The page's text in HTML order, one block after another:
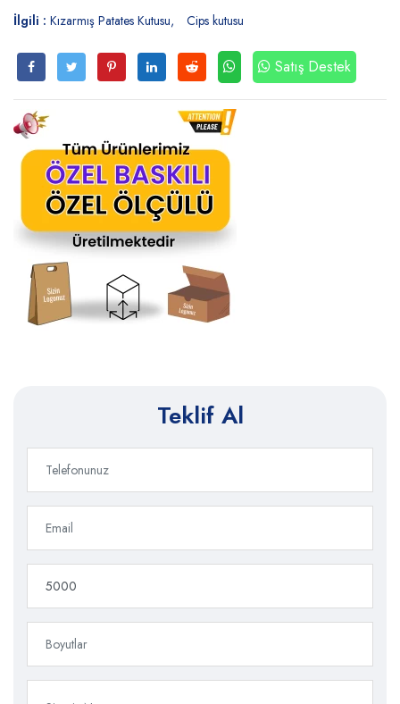
İlgili : Kızarmış Patates Kutusu Cips kutusu
Satış Destek
Teklif Al